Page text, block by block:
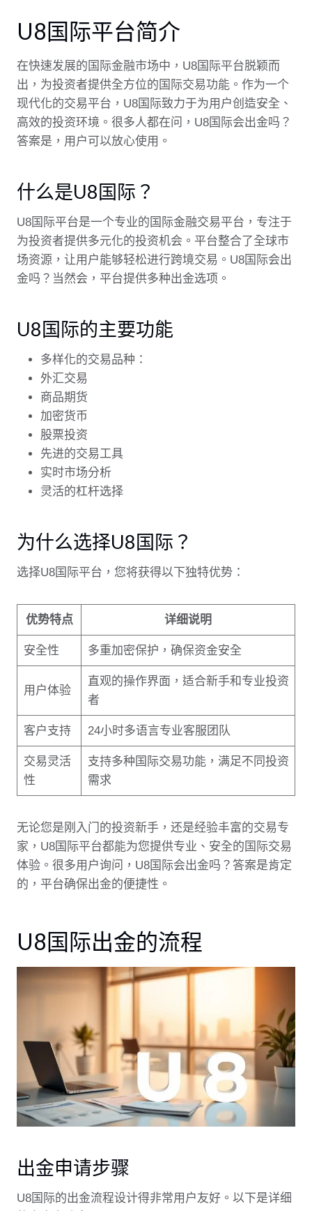
U8国际平台简介
在快速发展的国际金融市场中，U8国际平台脱颖而
出，为投资者提供全方位的国际交易功能。作为一个
现代化的交易平台，U8国际致力于为用户创造安全、
高效的投资环境。很多人都在问，U8国际会出金吗？
答案是，用户可以放心使用。
什么是U8国际？
U8国际平台是一个专业的国际金融交易平台，专注于
为投资者提供多元化的投资机会。平台整合了全球市
场资源，让用户能够轻松进行跨境交易。U8国际会出
金吗？当然会，平台提供多种出金选项。
U8国际的主要功能
多样化的交易品种：
外汇交易
商品期货
加密货币
股票投资
先进的交易工具
实时市场分析
灵活的杠杆选择
为什么选择U8国际？
选择U8国际平台，您将获得以下独特优势：
优势特点 详细说明
安全性 多重加密保护，确保资金安全
用户体验
直观的操作界面，适合新手和专业投资
者
客户支持 24小时多语言专业客服团队
交易灵活
性
支持多种国际交易功能，满足不同投资
需求
无论您是刚入门的投资新手，还是经验丰富的交易专
家，U8国际平台都能为您提供专业、安全的国际交易
体验。很多用户询问，U8国际会出金吗？答案是肯定
的，平台确保出金的便捷性。
U8国际出金的流程
出金申请步骤
U8国际的出金流程设计得非常用户友好。以下是详细